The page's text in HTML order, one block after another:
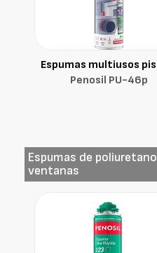
Espumas multiusos
Penosil PU-46p
Espumas de
ventanas